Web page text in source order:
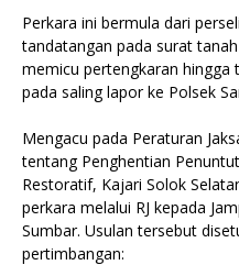
Perkara ini bermula dari
tandatangan pada surat
memicu pertengkaran hingga
pada saling lapor ke Polsek
Mengacu pada Peraturan
tentang Penghentian
Restoratif, Kajari Solok
perkara melalui RJ kepada
Sumbar. Usulan tersebut
pertimbangan: